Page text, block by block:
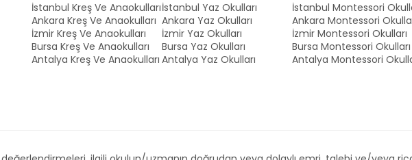
İstanbul Kreş Ve Anaokulları
Ankara Kreş Ve Anaokulları
İzmir Kreş Ve Anaokulları
Bursa Kreş Ve Anaokulları
Antalya Kreş Ve Anaokulları
İstanbul Yaz Okulları
Ankara Yaz Okulları
İzmir Yaz Okulları
Bursa Yaz Okulları
Antalya Yaz Okulları
İstanbul Montessori
Ankara Montessori
İzmir Montessori Okulları
Bursa Montessori Okulları
Antalya Montessori